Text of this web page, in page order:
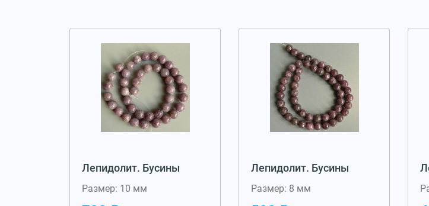
Лепидолит. Бусины
Размер: 10 мм
Лепидолит. Бусины
Размер: 8 мм